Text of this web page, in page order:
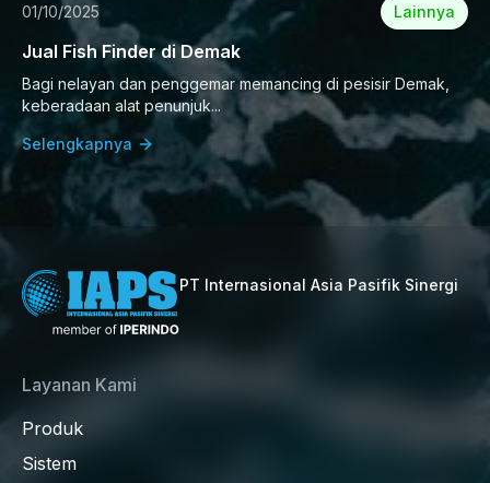
01/10/2025 Lainnya
Jual Fish Finder di Demak
Bagi nelayan dan penggemar memancing di pesisir Demak,
keberadaan alat penunjuk...
Selengkapnya
PT Internasional Asia Pasifik Sinergi
Layanan Kami
Produk
Sistem